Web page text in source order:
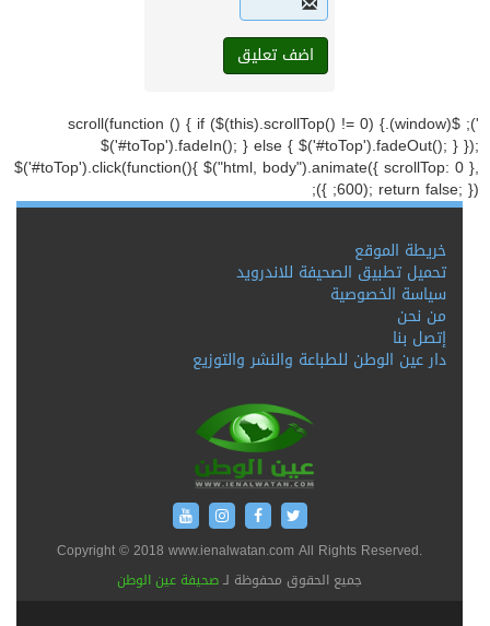
'); $(window).scroll(function () { if ($(this).scrollTop() != 0) {
$('#toTop').fadeIn(); } else { $('#toTop').fadeOut(); } });
$('#toTop').click(function(){ $("html, body").animate({ scrollTop: 0 },
600); return false; }); });
خريطة الموقع
تحميل تطبيق الصحيفة للاندرويد
سياسة الخصوصية
من نحن
إتصل بنا
دار عين الوطن للطباعة والنشر والتوزيع
Copyright © 2018 www.ienalwatan.com All Rights Reserved.
جميع الحقوق محفوظة لـصحيفة عين الوطن